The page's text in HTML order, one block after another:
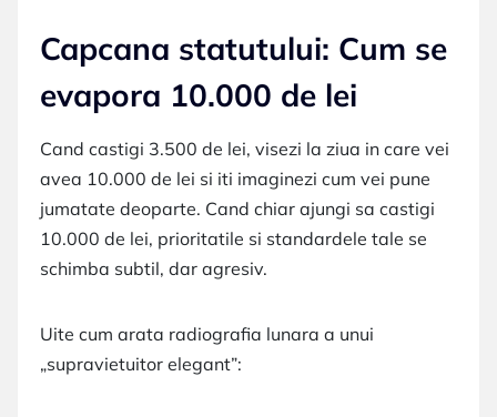
Capcana statutului: Cum se
evapora 10.000 de lei
Cand castigi 3.500 de lei, visezi la ziua in care vei
avea 10.000 de lei si iti imaginezi cum vei pune
jumatate deoparte. Cand chiar ajungi sa castigi
10.000 de lei, prioritatile si standardele tale se
schimba subtil, dar agresiv.
Uite cum arata radiografia lunara a unui
„supravietuitor elegant”: